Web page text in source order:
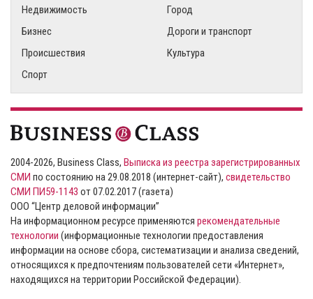
Недвижимость
Город
Бизнес
Дороги и транспорт
Происшествия
Культура
Спорт
2004-2026, Business Class, Выписка из реестра зарегистрированных
СМИ по состоянию на 29.08.2018 (интернет-сайт), свидетельство
СМИ ПИ59-1143 от 07.02.2017 (газета)
ООО “Центр деловой информации”
На информационном ресурсе применяются рекомендательные
технологии (информационные технологии предоставления
информации на основе сбора, систематизации и анализа сведений,
относящихся к предпочтениям пользователей сети «Интернет»,
находящихся на территории Российской Федерации).